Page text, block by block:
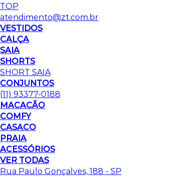
TOP
atendimento@zt.com.br
VESTIDOS
CALÇA
SAIA
SHORTS
SHORT SAIA
CONJUNTOS
(11) 93377-0188
MACACÃO
COMFY
CASACO
PRAIA
ACESSÓRIOS
VER TODAS
Rua Paulo Gonçalves, 188 - SP